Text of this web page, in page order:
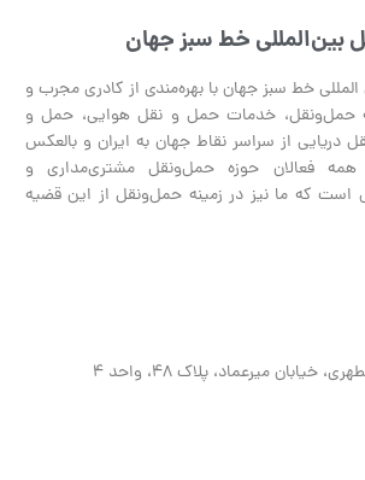
خط سبز جهان
خط سبز جهان با بهره‌مندی از کادری مجرب و
حمل‌و‌نقل، خدمات حمل و نقل هوایی، حمل و
دریایی از سراسر نقاط جهان به ایران و بالعکس
فعالان حوزه حمل‌و‌نقل مشتری‌مداری و
است که ما نیز در زمینه حمل‌و‌نقل از این قضیه
میرعماد، پلاک 48، واحد 4